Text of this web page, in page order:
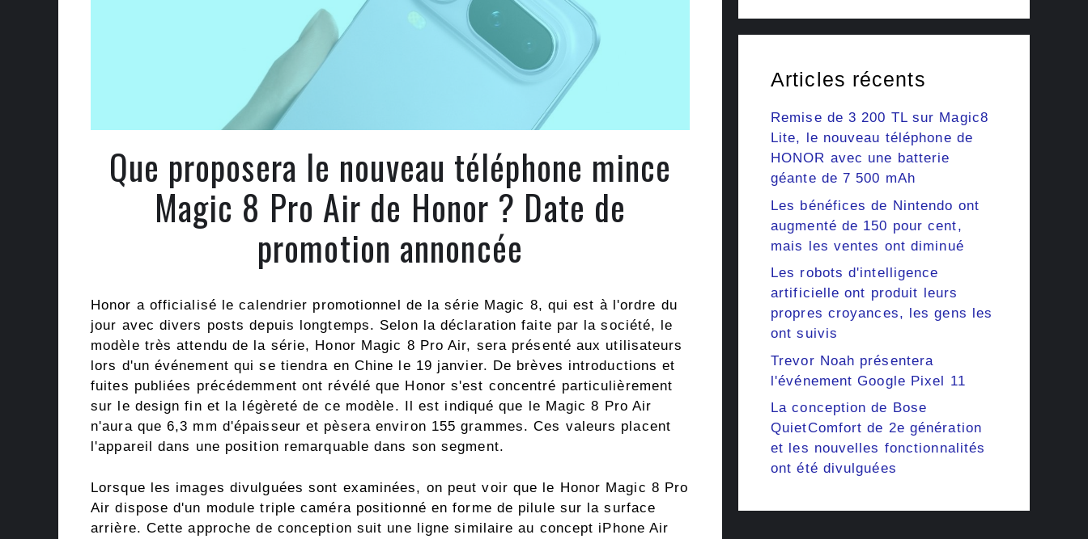
Que proposera le nouveau téléphone mince
Magic 8 Pro Air de Honor ? Date de
promotion annoncée
Honor a officialisé le calendrier promotionnel de la série Magic 8, qui est à l'ordre du
jour avec divers posts depuis longtemps. Selon la déclaration faite par la société, le
modèle très attendu de la série, Honor Magic 8 Pro Air, sera présenté aux utilisateurs
lors d'un événement qui se tiendra en Chine le 19 janvier. De brèves introductions et
fuites publiées précédemment ont révélé que Honor s'est concentré particulièrement
sur le design fin et la légèreté de ce modèle. Il est indiqué que le Magic 8 Pro Air
n'aura que 6,3 mm d'épaisseur et pèsera environ 155 grammes. Ces valeurs placent
l'appareil dans une position remarquable dans son segment.
Lorsque les images divulguées sont examinées, on peut voir que le Honor Magic 8 Pro
Air dispose d'un module triple caméra positionné en forme de pilule sur la surface
arrière. Cette approche de conception suit une ligne similaire au concept iPhone Air
Articles récents
Remise de 3 200 TL sur Magic8
Lite, le nouveau téléphone de
HONOR avec une batterie
géante de 7 500 mAh
Les bénéfices de Nintendo ont
augmenté de 150 pour cent,
mais les ventes ont diminué
Les robots d'intelligence
artificielle ont produit leurs
propres croyances, les gens les
ont suivis
Trevor Noah présentera
l'événement Google Pixel 11
La conception de Bose
QuietComfort de 2e génération
et les nouvelles fonctionnalités
ont été divulguées